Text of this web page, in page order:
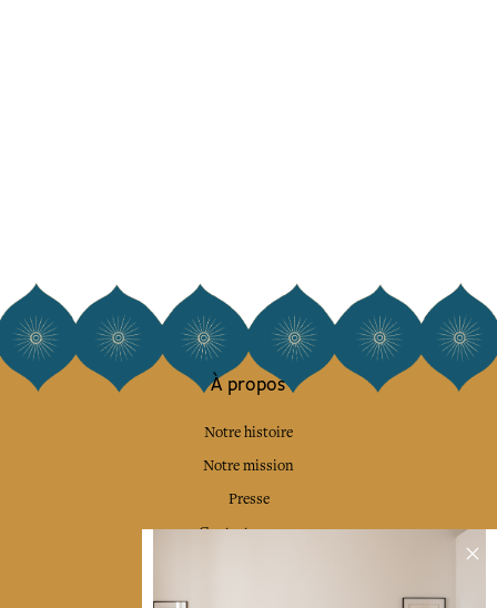
À propos
Notre histoire
Notre mission
Presse
Contactez-nous